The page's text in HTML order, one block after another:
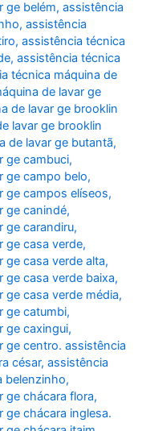
ge belém,assistência
,assistência
,assistência técnica
,assistência técnica
técnica máquina de
de lavar ge
de lavar ge brooklin
lavar ge brooklin
de lavar ge butantã,
ge cambuci,
ge campo belo,
ge campos elíseos,
ge canindé,
ge carandiru,
ge casa verde,
ge casa verde alta,
ge casa verde baixa,
ge casa verde média,
ge catumbi,
ge caxingui,
ge centro. assistência
césar,assistência
belenzinho,
ge chácara flora,
ge chácara inglesa.